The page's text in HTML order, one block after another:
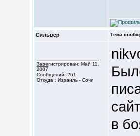
Сильвер Тема
Зарегистрирован: Май 11,
2007
Сообщений: 261
Откуда : Израиль - Сочи
в